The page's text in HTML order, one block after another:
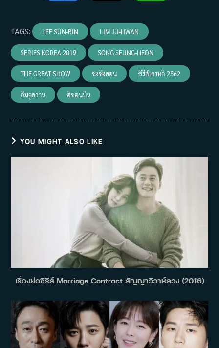
TAGS: LEE SUN-BIN LIM JU-HWAN
SERIES KOREA 2019 SONG SEUNG-HEON
THE GREAT SHOW ซงซึงฮอน ซีรีส์เกาหลี 2562
อิมจูฮวาน อีซอนบิน
YOU MIGHT ALSO LIKE
เรื่องย่อซีรีส์ Marriage Contract สัญญาวิวาห์ลวง (2016)